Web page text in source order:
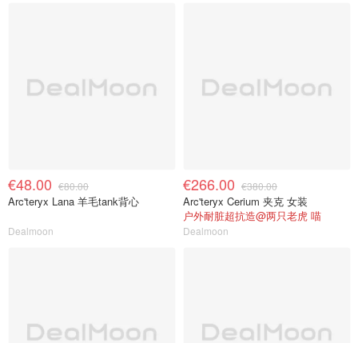
€48.00 €80.00
Arc'teryx Lana 羊毛tank背心
Dealmoon
€266.00 €380.00
Arc'teryx Cerium 夹克 女装
户外耐脏超抗造@两只老虎 喵
Dealmoon